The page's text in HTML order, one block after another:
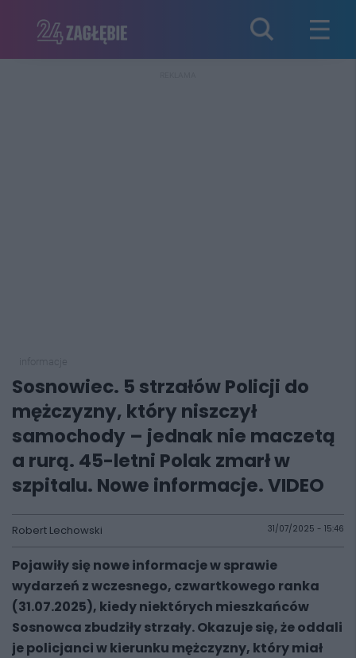
Sosnowiec. 5 strzałów Policji do
mężczyzny, który niszczył
samochody – jednak nie maczetą
a rurą. 45-letni Polak zmarł w
szpitalu. Nowe informacje. VIDEO
Robert Lechowski 31/07/2025 - 15:46
Pojawiły się nowe informacje w sprawie
wydarzeń z wczesnego, czwartkowego ranka
(31.07.2025), kiedy niektórych mieszkańców
Sosnowca zbudziły strzały. Okazuje się, że oddali
je policjanci w kierunku mężczyzny, który miał